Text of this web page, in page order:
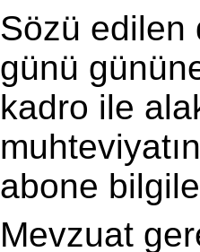
Sözü edilen
günü
kadro ile
abone
Mevzuat